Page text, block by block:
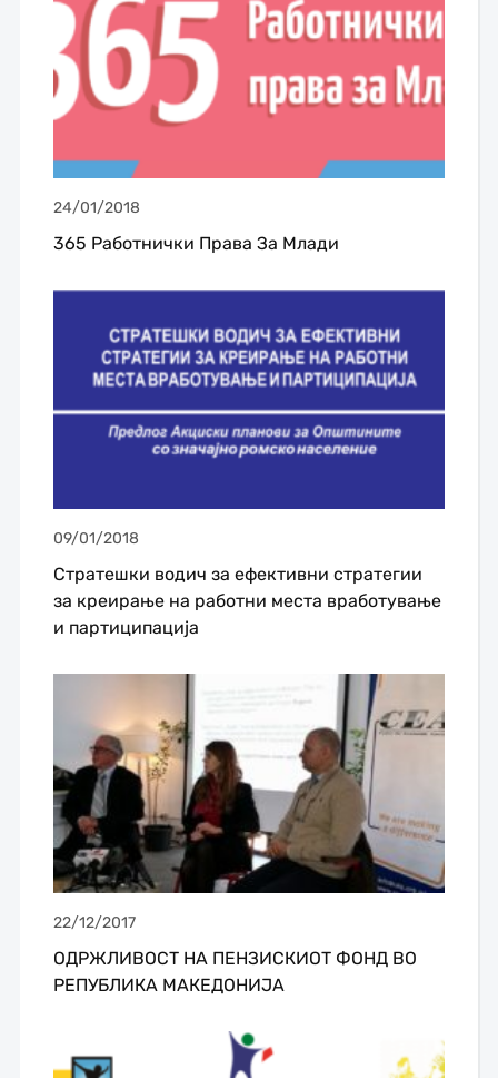
24/01/2018
365 Работнички Права За Млади
09/01/2018
Стратешки водич за ефективни стратегии
за креирање на работни места вработување
и партиципација
22/12/2017
ОДРЖЛИВОСТ НА ПЕНЗИСКИОТ ФОНД ВО
РЕПУБЛИКА МАКЕДОНИЈА